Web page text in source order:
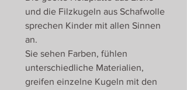
und die Filzkugeln aus Schafwolle
sprechen Kinder mit allen Sinnen
an.
Sie sehen Farben, fühlen
unterschiedliche Materialien,
greifen einzelne Kugeln mit den